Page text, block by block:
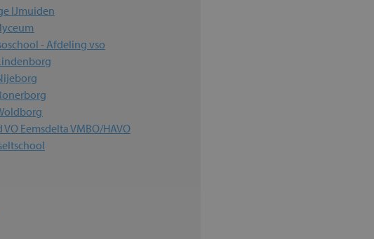
IJmuiden
- Afdeling vso
Eemsdelta VMBO/HAVO